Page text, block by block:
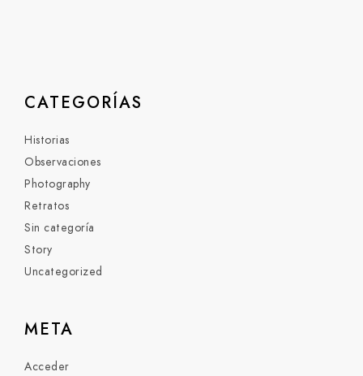
CATEGORÍAS
Historias
Observaciones
Photography
Retratos
Sin categoría
Story
Uncategorized
META
Acceder